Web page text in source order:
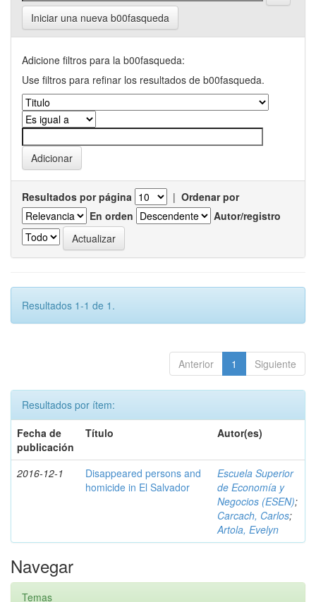
Iniciar una nueva b00fasqueda
Adicione filtros para la b00fasqueda:
Use filtros para refinar los resultados de b00fasqueda.
Resultados por página | Ordenar por
En orden
Autor/registro
Resultados 1-1 de 1.
Anterior 1 Siguiente
Resultados por ítem:
Fecha de
publicación
Título Autor(es)
2016-12-1
Disappeared persons and
homicide in El Salvador
Escuela Superior
de Economía y
Negocios (ESEN);
Carcach, Carlos;
Artola, Evelyn
Navegar
Temas